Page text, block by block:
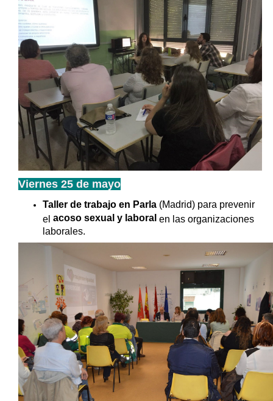
Viernes 25 de mayo
Taller de trabajo en Parla (Madrid) para prevenir
el acoso sexual y laboral en las organizaciones
laborales.